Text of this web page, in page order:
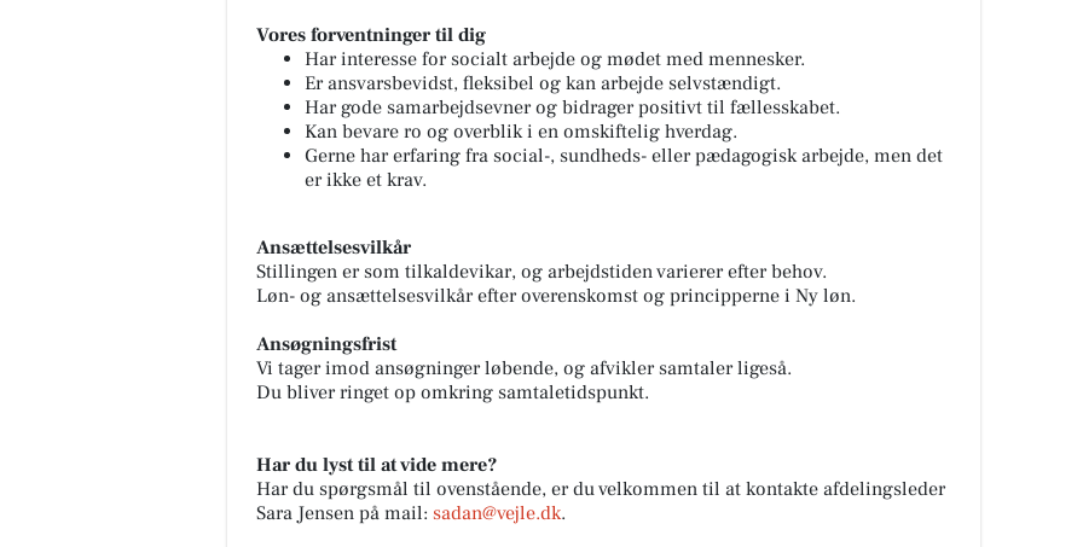
Vores forventninger til dig
Har interesse for socialt arbejde og mødet med mennesker.
Er ansvarsbevidst, fleksibel og kan arbejde selvstændigt.
Har gode samarbejdsevner og bidrager positivt til fællesskabet.
Kan bevare ro og overblik i en omskiftelig hverdag.
Gerne har erfaring fra social-, sundheds- eller pædagogisk arbejde, men det
er ikke et krav.
Ansættelsesvilkår
Stillingen er som tilkaldevikar, og arbejdstiden varierer efter behov.
Løn- og ansættelsesvilkår efter overenskomst og principperne i Ny løn.
Ansøgningsfrist
Vi tager imod ansøgninger løbende, og afvikler samtaler ligeså.
Du bliver ringet op omkring samtaletidspunkt.
Har du lyst til at vide mere?
Har du spørgsmål til ovenstående, er du velkommen til at kontakte afdelingsleder
Sara Jensen på mail: sadan@vejle.dk.